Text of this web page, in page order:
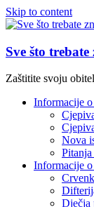
Skip to content
Sve što
Zaštitite svoju
Informacije
Nova
Informacije
Dječja